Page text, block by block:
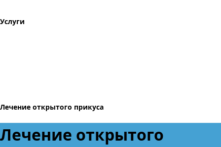
Услуги
Лечение открытого прикуса
Лечение открытого